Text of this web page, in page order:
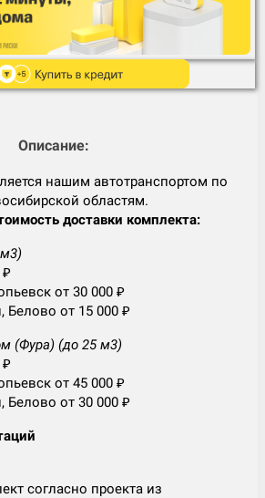
Описание:
нашим автотранспортом по
областям.
доставки комплекта:
от 30 000 ₽
Белово от 15 000 ₽
(Фура) (до 25 м3)
от 45 000 ₽
Белово от 30 000 ₽
согласно проекта из